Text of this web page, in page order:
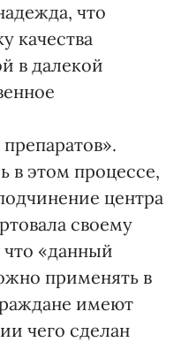
что
качества
в далекой
этом процессе,
центра
своему
что «данный
применять в
имеют
чего сделан